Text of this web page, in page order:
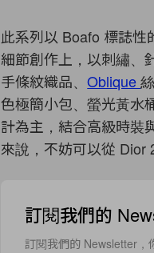
此系列以 Boafo 標誌性
細節創作上，以刺繡、
手條紋織品、Oblique
色極簡小包、螢光黃水
計為主，結合高級時裝
來說，不妨可以從 Dior
訂閱我們的
訂閱我們的 Newsletter，